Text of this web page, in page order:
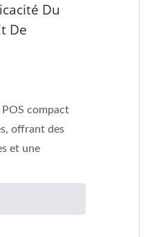
Du
De
compact
offrant des
et une